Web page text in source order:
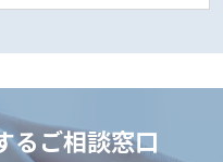
るご相談窓口